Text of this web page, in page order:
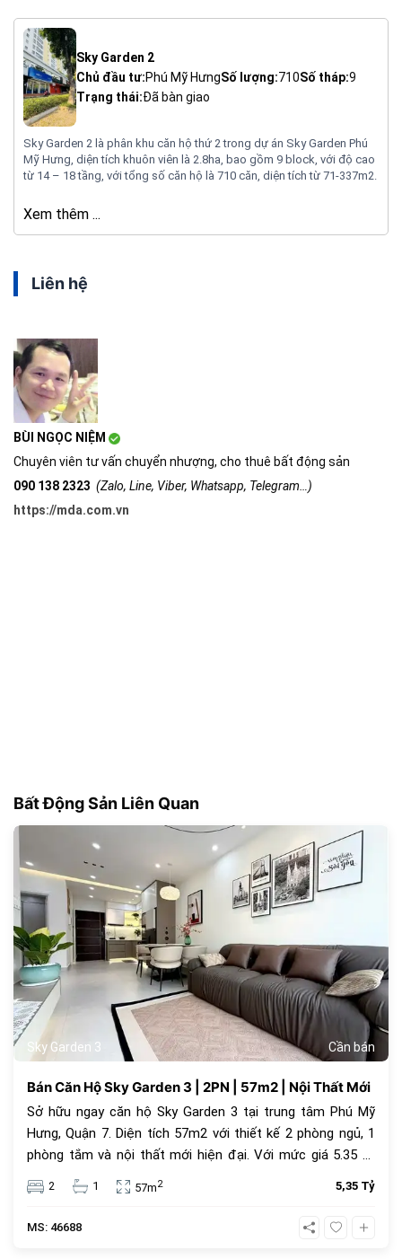
Sky Garden 2
Chủ đầu tư:Phú Mỹ HưngSố lượng:710Số tháp:9
Trạng thái:Đã bàn giao
Sky Garden 2 là phân khu căn hộ thứ 2 trong dự án Sky Garden Phú
Mỹ Hưng, diện tích khuôn viên là 2.8ha, bao gồm 9 block, với độ cao
từ 14 – 18 tầng, với tổng số căn hộ là 710 căn, diện tích từ 71-337m2.
Xem thêm ...
Liên hệ
BÙI NGỌC NIỆM
Chuyên viên tư vấn chuyển nhượng, cho thuê bất động sản
090 138 2323 (Zalo, Line, Viber, Whatsapp, Telegram…)
https://mda.com.vn
Bất Động Sản Liên Quan
Sky Garden 3 Cần bán
179
Bán Căn Hộ Sky Garden 3 | 2PN | 57m2 | Nội Thất Mới
Sở hữu ngay căn hộ Sky Garden 3 tại trung tâm Phú Mỹ
Hưng, Quận 7. Diện tích 57m2 với thiết kế 2 phòng ngủ, 1
phòng tắm và nội thất mới hiện đại. Với mức giá 5.35 tỷ
đồng, đây là lựa chọn an cư lý tưởng hoặc đầu tư cho
thuê sinh lời cao trong cộng đồng văn minh.
2 1 57m2 5,35 Tỷ
MS: 46688